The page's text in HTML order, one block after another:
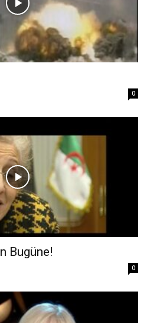
0
Bugüne!
0